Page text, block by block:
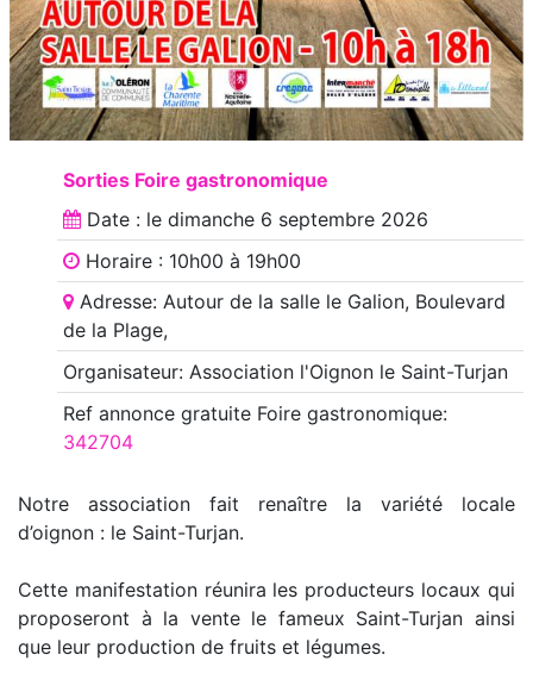
Sorties Foire gastronomique
Date : le dimanche 6 septembre 2026
Horaire : 10h00 à 19h00
Adresse: Autour de la salle le Galion, Boulevard
de la Plage,
Organisateur: Association l'Oignon le Saint-Turjan
Ref annoncegratuite Foire gastronomique:
342704
Notre association fait renaître la variété locale
d’oignon : le Saint-Turjan.
Cette manifestation réunira les producteurs locaux qui
proposeront à la vente le fameux Saint-Turjan ainsi
que leur production de fruits et légumes.